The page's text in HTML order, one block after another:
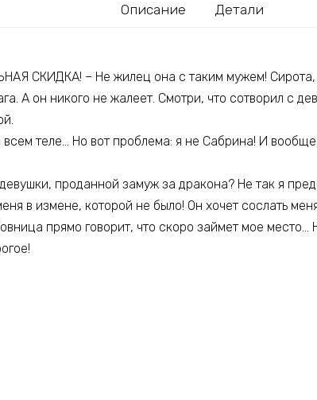
Описание Детали
СКИДКА! – Не жилец она с таким мужем! Сирота,
А он никого не жалеет. Смотри, что сотворил с
теле… Но вот проблема: я не Сабрина! И
проданной замуж за дракона? Не так я
в измене, которой не было! Он хочет сослать
прямо говорит, что скоро займет мое место…